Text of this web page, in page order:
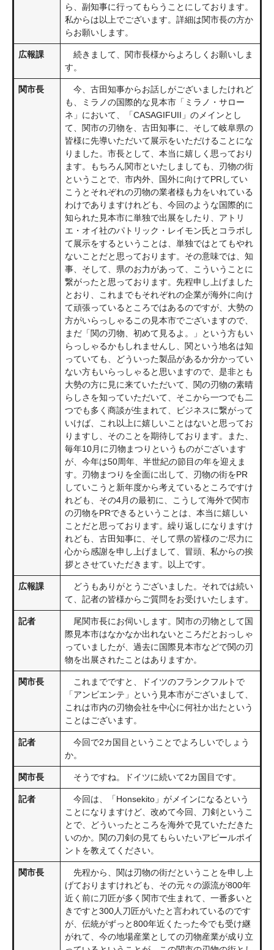
ら、副知事に行ってもらうことにしております。
私からは以上でございます。詳細は関市長の方か
らお願いします。
広報課
続きまして、関市長様からよろしくお願いしま
す。
関市長
今、古田知事からお話しがございましたけれど
も、ミラノの国際的な見本市「ミラノ・サロー
ネ」において、「CASAGIFUII」のメインとし
て、関市の刃物を、古田知事に、そして岐阜県の
皆様に先導いただいて展示をいただけることにな
りました。市長として、本当に嬉しく思っており
ます。もちろん関市といたしましても、刃物の街
ということで、市内外、国外に向けてPRしてい
こうとそれぞれの刃物の業者様も力をいれている
わけでありますけれども、今回のような国際的に
知られた見本市に単独で出展をしたり、アトリ
エ・オイ社のパトリック・レイモン氏とコラボし
て展示をするということは、単独ではとてもやれ
ないことだと思っております。その意味では、知
事、そして、県のお力があって、こういうことに
繋がったと思っております。先程申し上げました
とおり、これまでもそれぞれの企業が海外に向け
て頑張っているところではあるのですが、大勢の
方がいらっしゃるこの見本市でございますので、
まだ「関の刃物、初めて見るよ。」という方もい
らっしゃるかもしれませんし、関という地名は知
っていても、どういった製品があるか分かってい
ない方もいらっしゃると思いますので、是非とも
大勢の方に見に来ていただいて、関の刃物の素晴
らしさを知っていただいて、そこから一つでも二
つでも多く商談が生まれて、ビジネスに繋がって
いけば、これ以上に嬉しいことはないと思ってお
りますし、そのことを期待しております。また、
毎年10月に刃物まつりというものがございます
が、今年は50周年、半世紀の節目の年を迎えま
す。刃物まつりを全面に出して、刃物の街をPR
していこうと新年度から考えているところですけ
れども、その4月の最初に、こうして海外で関市
の刃物をPRできるということは、本当に嬉しい
ことだと思っております。繰り返しになりますけ
れども、古田知事に、そして県の皆様のご尽力に
心から感謝を申し上げまして、冒頭、私からの挨
拶とさせていただきます。以上です。
広報課
どうもありがとうございました。それでは続い
て、記者の皆様からご質問をお受けいたします。
記者
尾関市長にお伺いします。関市の刃物として国
際見本市はなかなか出れないところだとおっしゃ
っていましたが、過去に国際見本市などで関の刃
物を出展されたことはありますか。
関市長
これまでですと、ドイツのフランクフルトで
「アンビエンテ」という見本市がございまして、
これは市内の刃物会社を中心に何社か出たという
ことはございます。
記者
今回で2カ国目ということでよろしいでしょう
か。
関市長 そうですね。ドイツに続いて2カ国目です。
記者
今回は、「Honsekito」がメインになるという
ことになりますけど、改めて今回、刀剣というこ
とで、どういったところを海外で見ていただきた
いのか。関の刀剣の見てもらいたいアピールポイ
ントを教えてください。
関市長
先程から、関は刃物の街だということを申し上
げておりますけれども、その元々の源流が800年
近く前に刀匠が多く関市で生まれて、一番多いと
きですと300人刀匠がいたと言われているのです
が、伝統がずっと800年近くたった今でも受け継
がれて、今の地場産業としての刃物産業が成り立